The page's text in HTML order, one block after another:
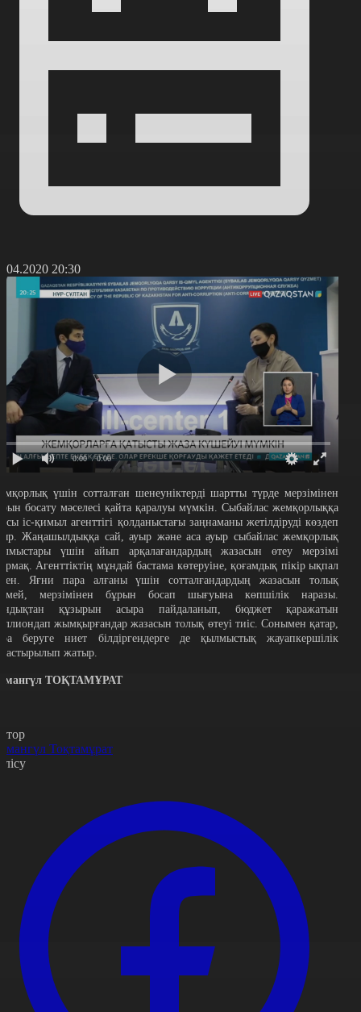
20:30
0:00 / 0:00
үшін сотталған шенеуніктерді шартты түрде мерзімінен
босату мәселесі қайта қаралуы мүмкін. Сыбайлас жемқорлыққа
іс-қимыл агенттігі қолданыстағы заңнаманы жетілдіруді көздеп
Жаңашылдыққа сай, ауыр және аса ауыр сыбайлас жемқорлық
үшін айып арқалағандардың жазасын өтеу мерзімі
Агенттіктің мұндай бастама көтеруіне, қоғамдық пікір ықпал
Яғни пара алғаны үшін сотталғандардың жазасын толық
мерзімінен бұрын босап шығуына көпшілік наразы.
құзырын асыра пайдаланып, бюджет қаражатын
жымқырғандар жазасын толық өтеуі тиіс. Сонымен қатар,
беруге ниет білдіргендерге де қылмыстық жауапкершілік
жатыр.
ТОҚТАМҰРАТ
Тоқтамұрат